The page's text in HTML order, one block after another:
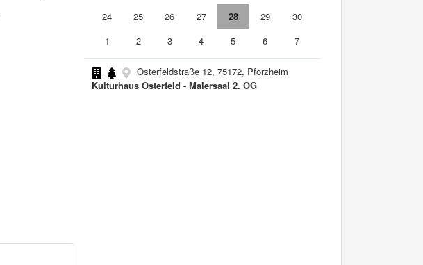
24
25 26 27 28 29
30
1
2 3 4 5 6 7
Osterfeldstraße 12, 75172, Pforzheim
Kulturhaus Osterfeld - Malersaal 2. OG